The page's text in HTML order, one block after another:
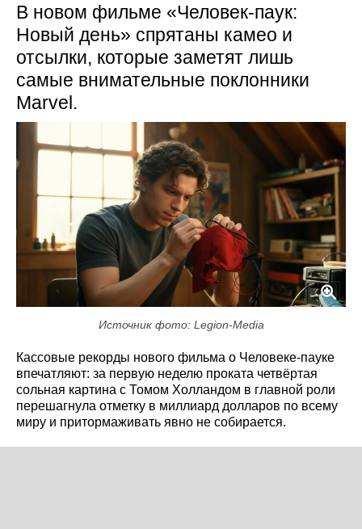
В новом фильме «Человек-паук:
Новый день» спрятаны камео и
отсылки, которые заметят лишь
самые внимательные поклонники
Marvel.
Источник фото: Legion-Media
Кассовые рекорды нового фильма о Человеке-пауке
впечатляют: за первую неделю проката четвёртая
сольная картина с Томом Холландом в главной роли
перешагнула отметку в миллиард долларов по всему
миру и притормаживать явно не собирается.